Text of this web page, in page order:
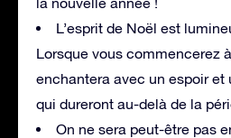
L’esprit de Noël est
Lorsque vous commencerez
enchantera avec un espoir et
qui dureront au-delà de la
On ne sera peut-être pas